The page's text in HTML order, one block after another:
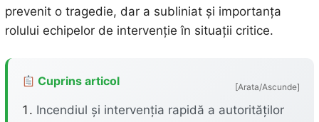
prevenit o tragedie, dar a subliniat și importanța
rolului echipelor de intervenție în situații critice.
Cuprins articol [Arata/Ascunde]
Incendiul și intervenția rapidă a autorităților